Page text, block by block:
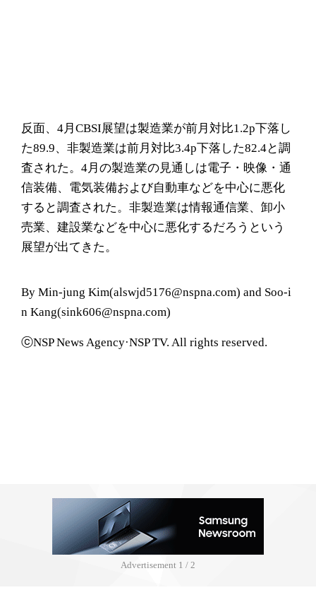
反面、4月CBSI展望は製造業が前月対比1.2p下落し
た89.9、非製造業は前月対比3.4p下落した82.4と調
査された。4月の製造業の見通しは電子・映像・通
信装備、電気装備および自動車などを中心に悪化
すると調査された。非製造業は情報通信業、卸小
売業、建設業などを中心に悪化するだろうという
展望が出てきた。
By Min-jung Kim(alswjd5176@nspna.com) and Soo-i
n Kang(sink606@nspna.com)
ⓒNSP News Agency·NSP TV. All rights reserved.
Advertisement 1 / 2